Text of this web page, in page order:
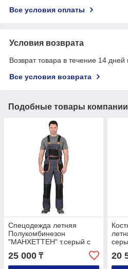
Все условия оплаты
Условия возврата
Возврат товара в течение 14 дней
Все условия возврата
Подобные товары компании
Спецодежда летняя
Полукомбинезон
"МАНХЕТТЕН" т.серый с
оранжевым и черным
25 000 ₸ 20